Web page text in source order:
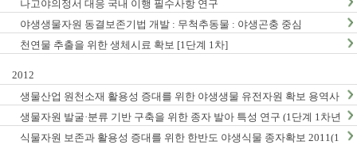
나고야의정서 대응 국내 이행 필수사항 연구
야생생물자원 동결보존기법 개발 : 무척추동물 : 야생곤충 중심
천연물 추출을 위한 생체시료 확보 [1단계 1차]
2012
생물산업 원천소재 활용성 증대를 위한 야생생물 유전자원 확보 용역사
업 (2012년)
생물자원 발굴·분류 기반 구축을 위한 종자 발아 특성 연구 (1단계 1차년
도)
식물자원 보존과 활용성 증대를 위한 한반도 야생식물 종자확보 2011(1